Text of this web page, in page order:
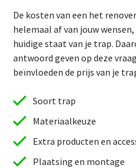
De kosten van een het
helemaal af van jouw
huidige staat van je trap.
antwoord geven op deze
beïnvloeden de prijs van je
Soort trap
Materiaalkeuze
Extra producten en
Plaatsing en montage